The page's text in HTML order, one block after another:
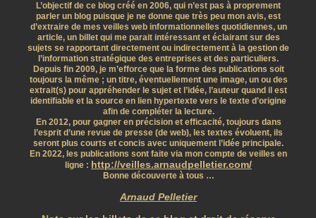
L’objectif de ce blog créé en 2006, qui n’est pas à proprement
parler un blog puisque je ne donne que très peu mon avis, est
d’extraire de mes veilles web informationnelles quotidiennes, un
article, un billet qui me parait intéressant et éclairant sur des
sujets se rapportant directement ou indirectement à la gestion de
l’information stratégique des entreprises et des particuliers.
Depuis fin 2009, je m’efforce que la forme des publications soit
toujours la même ; un titre, éventuellement une image, un ou des
extrait(s) pour appréhender le sujet et l’idée, l’auteur quand il est
identifiable et la source en lien hypertexte vers le texte d’origine
afin de compléter la lecture.
En 2012, pour gagner en précision et efficacité, toujours dans
l’esprit d’une revue de presse (de web), les textes évoluent, ils
seront plus courts et concis avec uniquement l’idée principale.
En 2022, les publications sont faite via mon compte de veilles en
ligne : http://veilles.arnaudpelletier.com/
Bonne découverte à tous …
Arnaud Pelletier